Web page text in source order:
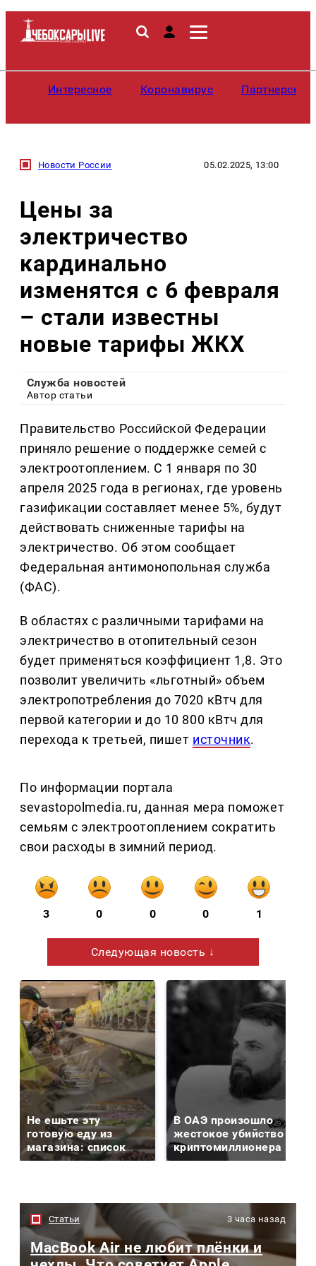
Интересное Коронавирус
Новости России 05.02.2025, 13:00
Цены за
электричество
кардинально
изменятся с 6 февраля
– стали известны
новые тарифы ЖКХ
Служба новостей
Автор статьи
Правительство Российской Федерации
приняло решение о поддержке семей с
электроотоплением. С 1 января по 30
апреля 2025 года в регионах, где уровень
газификации составляет менее 5%, будут
действовать сниженные тарифы на
электричество. Об этом сообщает
Федеральная антимонопольная служба
(ФАС).
В областях с различными тарифами на
электричество в отопительный сезон
будет применяться коэффициент 1,8. Это
позволит увеличить «льготный» объем
электропотребления до 7020 кВтч для
первой категории и до 10 800 кВтч для
перехода к третьей, пишет источник.
По информации портала
sevastopolmedia.ru, данная мера поможет
семьям с электроотоплением сократить
свои расходы в зимний период.
3 0 0 0 1
Следующая новость ↓
Не ешьте эту
готовую еду из
магазина: список
В ОАЭ произошло
жестокое убийство
криптомиллионера
Статьи 3 часа назад
MacBook Air не любит плёнки и